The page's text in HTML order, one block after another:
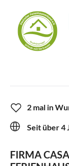
2 mal in
Seit über 4
FIRMA